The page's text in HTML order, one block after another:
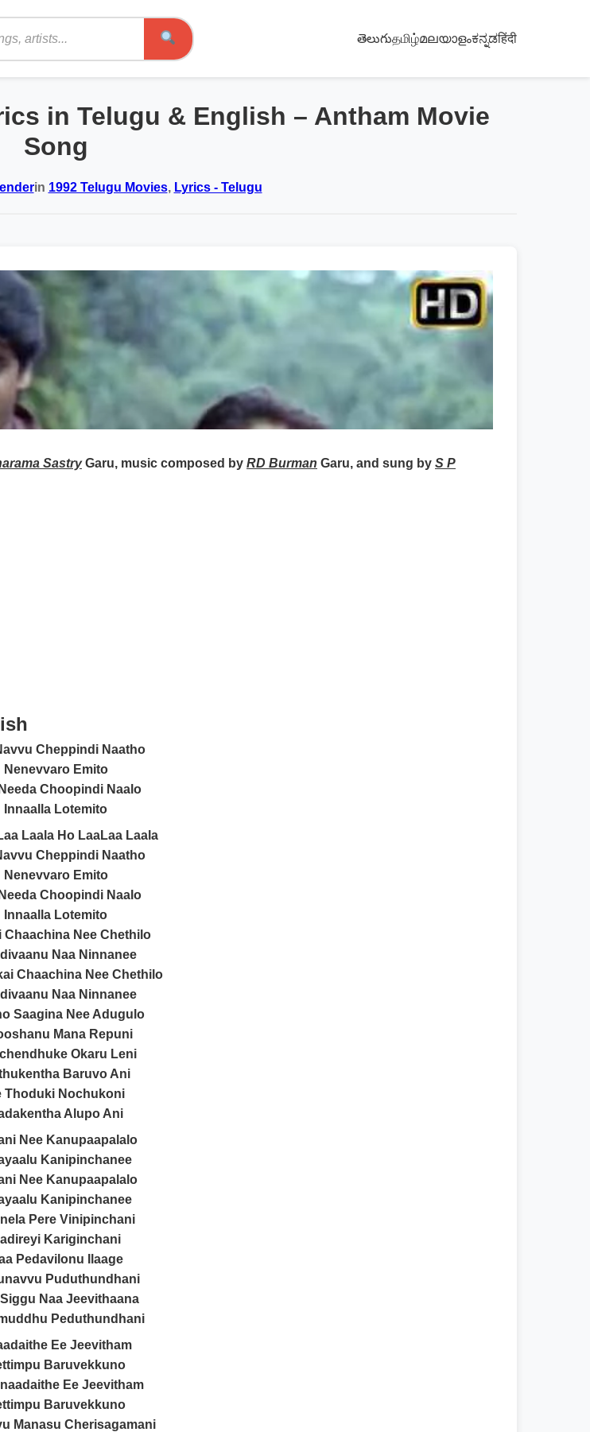
Search
తెలుగుதமிழ்മലയാളംಕನ್ನಡहिंदी
in Telugu & English – Antham Movie
Song
in 1992 Telugu Movies, Lyrics - Telugu
SastryGaru, music composed by RD Burman Garu, and sung by S P
Cheppindi Naatho
Nenevvaro Emito
Choopindi Naalo
Innaalla Lotemito
Laala Ho LaaLaa Laala
Cheppindi Naatho
Nenevvaro Emito
Choopindi Naalo
Innaalla Lotemito
Chaachina Nee Chethilo
Naa Ninnanee
Chaachina Nee Chethilo
Naa Ninnanee
Saagina Nee Adugulo
Mana Repuni
Okaru Leni
Baruvo Ani
Thoduki Nochukoni
Alupo Ani
Nee Kanupaapalalo
Kanipinchanee
Nee Kanupaapalalo
Kanipinchanee
Pere Vinipinchani
Kariginchani
Pedavilonu Ilaage
Puduthundhani
Siggu Naa Jeevithaana
Peduthundhani
Ee Jeevitham
Baruvekkuno
Ee Jeevitham
Baruvekkuno
Manasu Cherisagamani